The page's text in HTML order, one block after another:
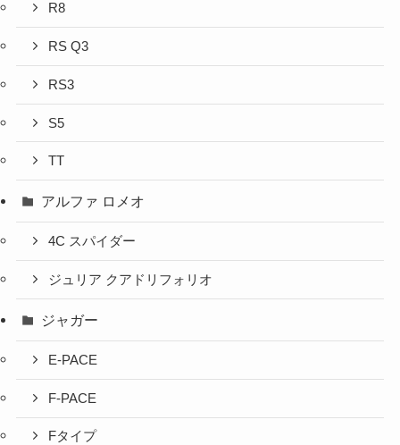
R8
RS Q3
RS3
S5
TT
アルファ ロメオ
4C スパイダー
ジュリア クアドリフォリオ
ジャガー
E-PACE
F-PACE
Fタイプ